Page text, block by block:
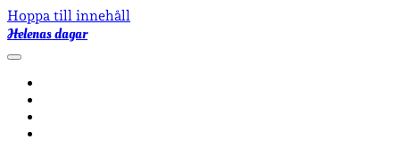
Hoppa till innehåll
Helenas dagar
öppna